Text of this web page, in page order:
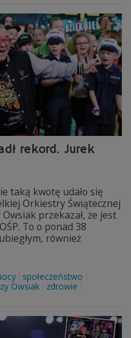
rekord. Jurek
taką kwotę udało się
Orkiestry Świątecznej
przekazał, że jest
To o ponad 38
również
społeczeństwo
Owsiak
zdrowie